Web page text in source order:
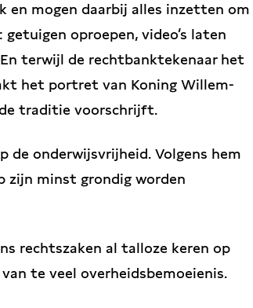
en mogen daarbij alles inzetten om
oproepen, video’s laten
terwijl de rechtbanktekenaar het
het portret van Koning Willem-
de traditie voorschrijft.
de onderwijsvrijheid. Volgens hem
zijn minst grondig worden
rechtszaken al talloze keren op
te veel overheidsbemoeienis.